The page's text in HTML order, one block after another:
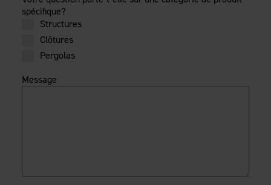
spécifique?
Structures
Clôtures
Pergolas
Message